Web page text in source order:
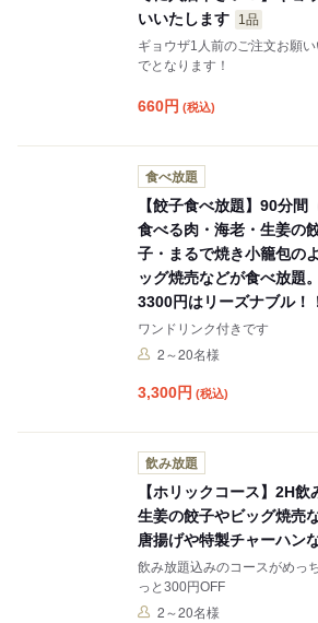
いいたします
1品
ギョウザ1人前のご注文お願いいたしま
でとなります！
660円 (税込)
食べ放題
【餃子食べ放題】90分
食べる肉・海老・生姜の
子・まるで焼き小籠包の
ッグ焼売などが食べ放題
3300円はリーズナブル！
ワンドリンク付きです
2～20名様
3,300円 (税込)
飲み放題
【ホリックコース】2H飲
生姜の餃子やビッグ焼売
唐揚げや特製チャーハン
飲み放題込みのコースがめっちゃお得 LINE
っと300円OFF
2～20名様